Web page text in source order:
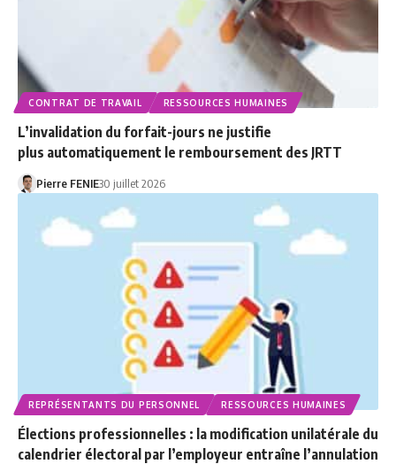
CONTRAT DE TRAVAIL RESSOURCES HUMAINES
L’invalidation du forfait-jours ne justifie
plus automatiquement le remboursement des JRTT
Pierre FENIE30 juillet 2026
REPRÉSENTANTS DU PERSONNEL RESSOURCES HUMAINES
Élections professionnelles : la modification unilatérale du
calendrier électoral par l’employeur entraîne l’annulation